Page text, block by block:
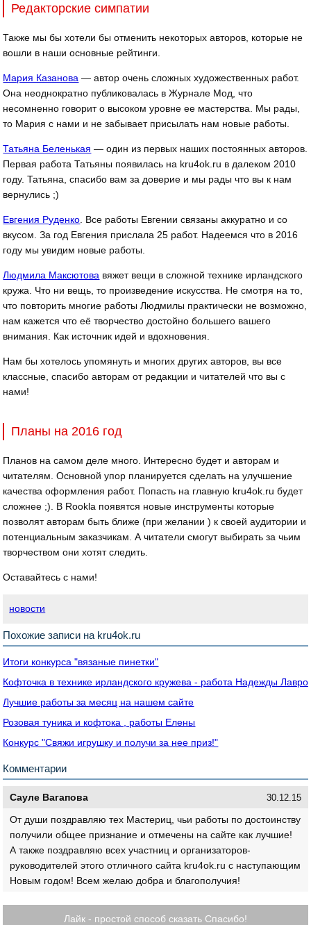
Редакторские симпатии
Также мы бы хотели бы отменить некоторых авторов, которые не
вошли в наши основные рейтинги.
Мария Казанова — автор очень сложных художественных работ.
Она неоднократно публиковалась в Журнале Мод, что
несомненно говорит о высоком уровне ее мастерства. Мы рады,
то Мария с нами и не забывает присылать нам новые работы.
Татьяна Беленькая — один из первых наших постоянных авторов.
Первая работа Татьяны появилась на kru4ok.ru в далеком 2010
году. Татьяна, спасибо вам за доверие и мы рады что вы к нам
вернулись ;)
Евгения Руденко . Все работы Евгении связаны аккуратно и со
вкусом. За год Евгения прислала 25 работ. Надеемся что в 2016
году мы увидим новые работы.
Людмила Максютова вяжет вещи в сложной технике ирландского
кружа. Что ни вещь, то произведение искусства. Не смотря на то,
что повторить многие работы Людмилы практически не возможно,
нам кажется что её творчество достойно большего вашего
внимания. Как источник идей и вдохновения.
Нам бы хотелось упомянуть и многих других авторов, вы все
классные, спасибо авторам от редакции и читателей что вы с
нами!
Планы на 2016 год
Планов на самом деле много. Интересно будет и авторам и
читателям. Основной упор планируется сделать на улучшение
качества оформления работ. Попасть на главную kru4ok.ru будет
сложнее ;). В Rookla появятся новые инструменты которые
позволят авторам быть ближе (при желании ) к своей аудитории и
потенциальным заказчикам. А читатели смогут выбирать за чьим
творчеством они хотят следить.
Оставайтесь с нами!
новости
Похожие записи на kru4ok.ru
Итоги конкурса "вязаные пинетки"
Кофточка в технике ирландского кружева - работа Надежды
Лучшие работы за месяц на нашем сайте
Розовая туника и кофтока , работы Елены
Конкурс "Свяжи игрушку и получи за нее приз!"
Комментарии
Сауле Вагапова 30.12.15
От души поздравляю тех Мастериц, чьи работы по достоинству
получили общее признание и отмечены на сайте как лучшие!
А также поздравляю всех участниц и организаторов-
руководителей этого отличного сайта kru4ok.ru с наступающим
Новым годом! Всем желаю добра и благополучия!
Лайк - простой способ сказать Спасибо!